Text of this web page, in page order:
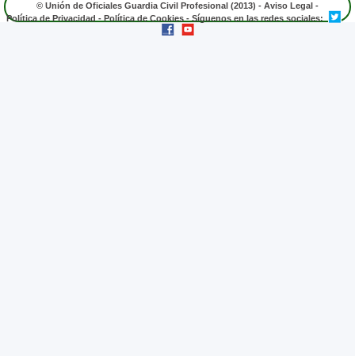
© Unión de Oficiales Guardia Civil Profesional (2013) - Aviso Legal -
Política de Privacidad - Política de Cookies - Síguenos en las redes sociales: